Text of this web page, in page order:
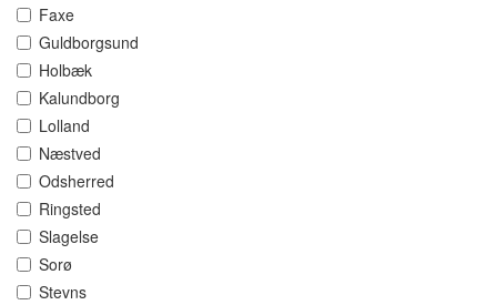
Faxe
Guldborgsund
Holbæk
Kalundborg
Lolland
Næstved
Odsherred
Ringsted
Slagelse
Sorø
Stevns